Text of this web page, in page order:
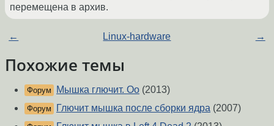
перемещена в архив.
← Linux-hardware →
Похожие темы
Форум Мышка глючит. Оо (2013)
Форум Глючит мышка после сборки ядра (2007)